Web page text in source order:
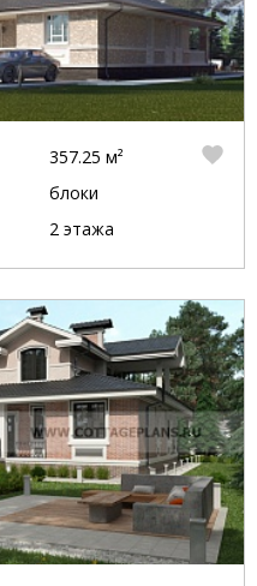
357.25 м²
блоки
2 этажа